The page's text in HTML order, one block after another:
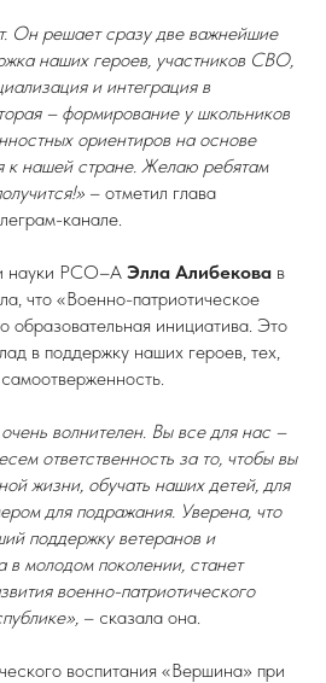
Он решает сразу две важнейшие
наших героев, участников СВО,
и интеграция в
– формирование у школьников
ориентиров на основе
к нашей стране. Желаю ребятам
– отметил глава
канале.
науки РСО–А Элла Алибекова в
что «Военно-патриотическое
образовательная инициатива. Это
в поддержку наших героев, тех,
волнителен. Вы все для нас –
ответственность за то, чтобы вы
жизни, обучать наших детей, для
для подражания. Уверена, что
поддержку ветеранов и
в молодом поколении, станет
военно-патриотического
– сказала она.
воспитания «Вершина» при